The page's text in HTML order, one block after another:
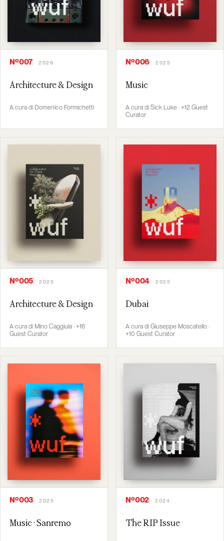
Nº007 2026
Architecture & Design
A cura di Domenico Formichetti
Nº006 2025
Music
A cura di Sick Luke · +12 Guest
Curator
Nº005 2025
Architecture & Design
A cura di Mino Caggiula · +16
Guest Curator
Nº004 2025
Dubai
A cura di Giuseppe Moscatello ·
+10 Guest Curator
Nº003 2025
Music · Sanremo
Nº002 2024
The RIP Issue